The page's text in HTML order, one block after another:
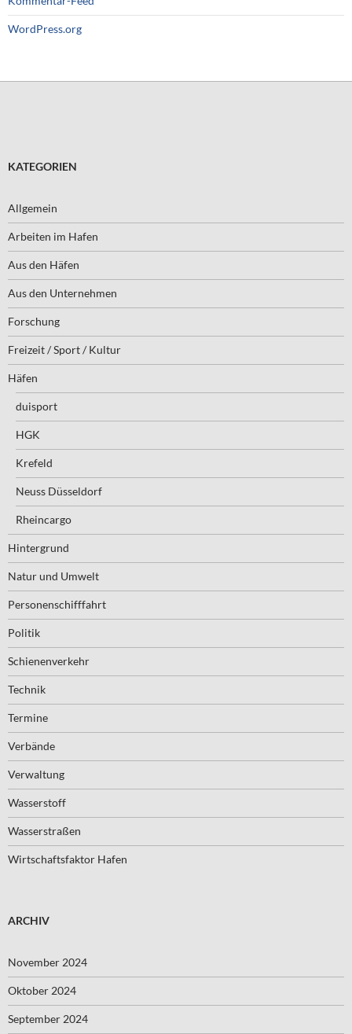
WordPress.org
KATEGORIEN
Allgemein
Arbeiten im Hafen
Aus den Häfen
Aus den Unternehmen
Forschung
Freizeit / Sport / Kultur
Häfen
duisport
HGK
Krefeld
Neuss Düsseldorf
Rheincargo
Hintergrund
Natur und Umwelt
Personenschifffahrt
Politik
Schienenverkehr
Technik
Termine
Verbände
Verwaltung
Wasserstoff
Wasserstraßen
Wirtschaftsfaktor Hafen
ARCHIV
November 2024
Oktober 2024
September 2024